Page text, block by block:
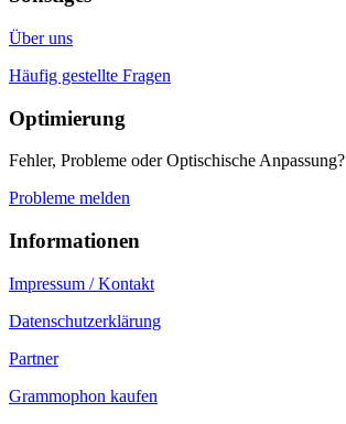
Über uns
Häufig gestellte Fragen
Optimierung
Fehler, Probleme oder Optischische Anpassung?
Probleme melden
Informationen
Impressum / Kontakt
Datenschutzerklärung
Partner
Grammophon kaufen